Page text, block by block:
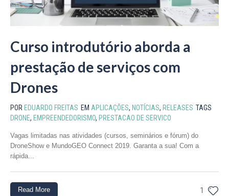
Curso introdutório aborda a
prestação de serviços com
Drones
POR EDUARDO FREITAS EM APLICAÇÕES, NOTÍCIAS, RELEASES TAGS
DRONE, EMPREENDEDORISMO, PRESTACAO DE SERVICO
Vagas limitadas nas atividades (cursos, seminários e fórum) do
DroneShow e MundoGEO Connect 2019. Garanta a sua! Com a
rápida...
1
Read More